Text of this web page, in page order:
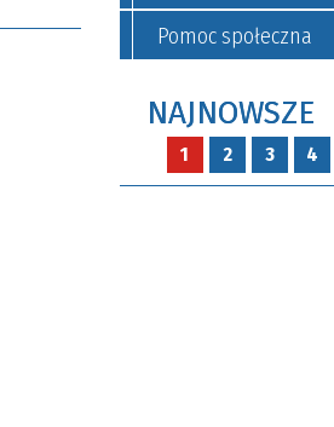
Pomoc społeczna
NAJNOWSZE
1 2 3 4